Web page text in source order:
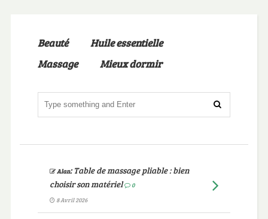
Beauté
Huile essentielle
Massage
Mieux dormir
Alan: Table de massage pliable : bien
choisir son matériel
0
8 Avril 2026